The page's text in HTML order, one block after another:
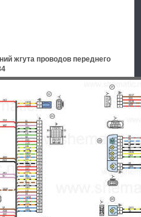
жгута проводов переднего